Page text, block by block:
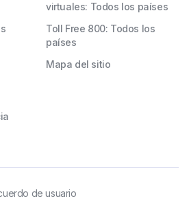
virtuales: Todos los países
Toll Free 800: Todos los
países
Mapa del sitio
de usuario